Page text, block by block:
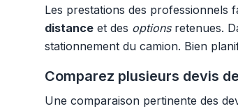
Les prestations des professionnels
distance et des optionsretenues.
stationnement du camion. Bien
Comparez plusieurs devis
Une comparaison pertinente des